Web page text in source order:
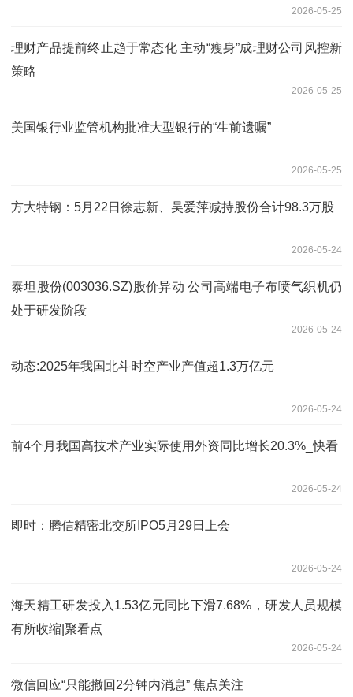
2026-05-25
理财产品提前终止趋于常态化 主动“瘦身”成理财公司风控新
策略
2026-05-25
美国银行业监管机构批准大型银行的“生前遗嘱”
2026-05-25
方大特钢：5月22日徐志新、吴爱萍减持股份合计98.3万股
2026-05-24
泰坦股份(003036.SZ)股价异动 公司高端电子布喷气织机仍
处于研发阶段
2026-05-24
动态:2025年我国北斗时空产业产值超1.3万亿元
2026-05-24
前4个月我国高技术产业实际使用外资同比增长20.3%_快看
2026-05-24
即时：腾信精密北交所IPO5月29日上会
2026-05-24
海天精工研发投入1.53亿元同比下滑7.68%，研发人员规模
有所收缩|聚看点
2026-05-24
微信回应“只能撤回2分钟内消息” 焦点关注